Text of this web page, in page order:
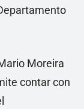
Moreira
contar con